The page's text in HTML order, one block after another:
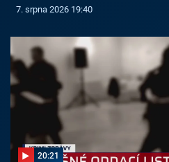
7. srpna 2026 19:40
20:21